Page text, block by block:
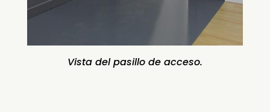
Vista del pasillo de acceso.